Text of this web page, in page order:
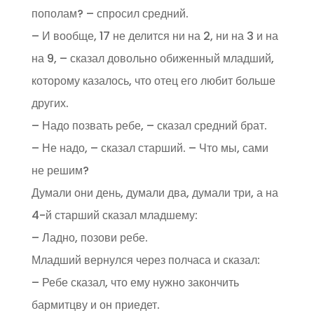
пополам? – спросил средний.
– И вообще, 17 не делится ни на 2, ни на 3 и на
на 9, – сказал довольно обиженный младший,
которому казалось, что отец его любит больше
других.
– Надо позвать ребе, – сказал средний брат.
– Не надо, – сказал старший. – Что мы, сами
не решим?
Думали они день, думали два, думали три, а на
4-й старший сказал младшему:
– Ладно, позови ребе.
Младший вернулся через полчаса и сказал:
– Ребе сказал, что ему нужно закончить
бармитцву и он приедет.